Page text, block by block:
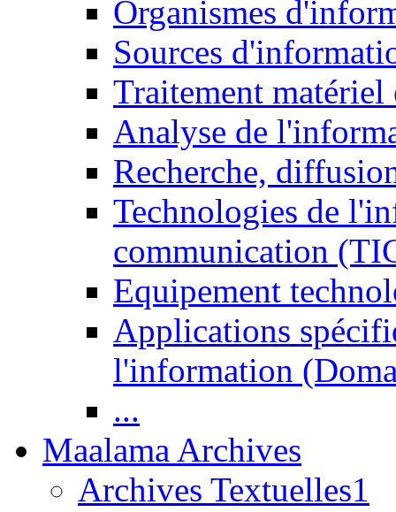
Organismes
Sources
Traitement matériel
Analyse de
Recherche,
Technologies de
communication
Equipement
Applications
l'information
...
Maalama Archives
Archives Textuelles1